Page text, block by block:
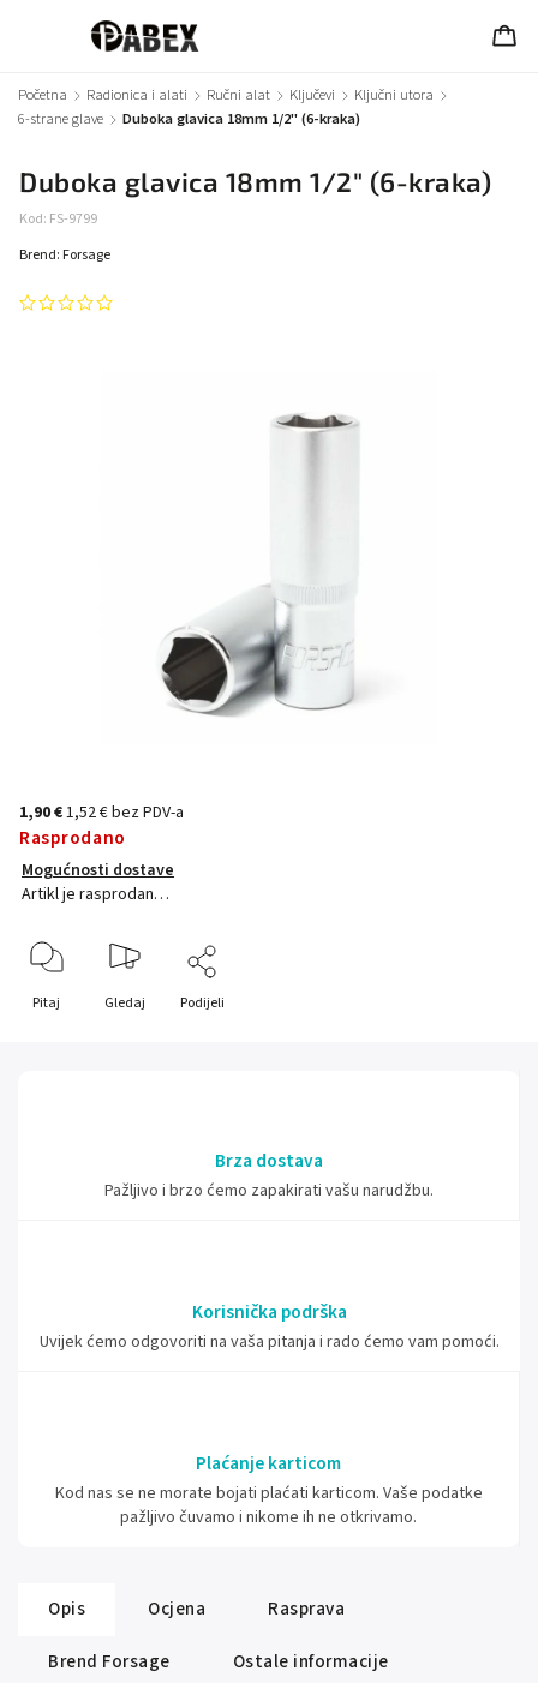
Početna / Radionica i alati / Ručni alat / Ključevi / Ključni utora /
6-strane glave / Duboka glavica 18mm 1/2" (6-kraka)
Duboka glavica 18mm 1/2" (6-kraka)
Kod: FS-9799
Brend: Forsage
1,90 €1,52 € bez PDV-a
Rasprodano
Mogućnosti dostave
Artikl je rasprodan…
Pitaj Gledaj Podijeli
Brza dostava
Pažljivo i brzo ćemo zapakirati vašu narudžbu.
Korisnička podrška
Uvijek ćemo odgovoriti na vaša pitanja i rado ćemo vam pomoći.
Plaćanje karticom
Kod nas se ne morate bojati plaćati karticom. Vaše podatke
pažljivo čuvamo i nikome ih ne otkrivamo.
Opis Ocjena
Rasprava
Brend Forsage Ostale informacije